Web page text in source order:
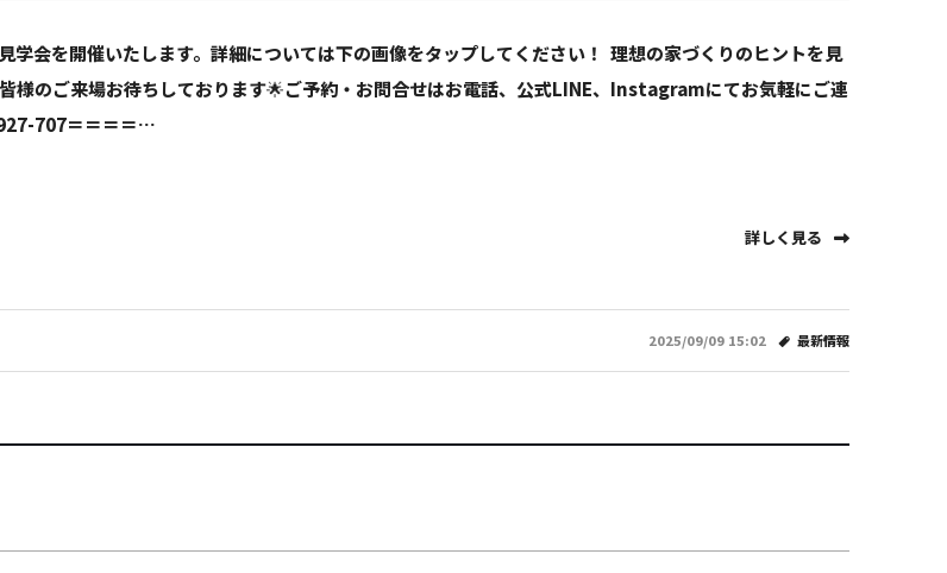
学会を開催いたします。詳細については下の画像をタップしてください！ 理想の家づくりのヒントを見
様のご来場お待ちしております🌟ご予約・お問合せはお電話、公式LINE、Instagramにてお気軽にご連
707＝＝＝＝…
詳しく見る
2025/09/09 15:02 最新情報